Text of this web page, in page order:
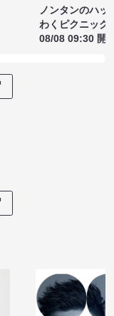
ノンタンのハッ
わくピクニック
08/08 09:30 開